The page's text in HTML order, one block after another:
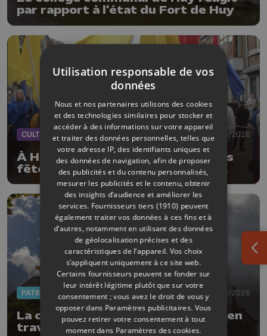
par rapport à l'état du Fort de Huy
CULTURE 19/05/2026
À Huy, le 15 août et le cortège des
fêtes septennales se préparent
déjà, les organisateurs lancent un
vibrant appel à l’aide
PATRIMOINE 08/05/2026
La collégiale Notre-Dame de Huy en
travaux pour un mois
Utilisation responsable de vos
données
Nous et nos partenaires utilisons des cookies
et des technologies similaires pour stocker et
accéder à des informations sur votre appareil
et traiter des données personnelles, telles que
votre adresse IP, des identifiants uniques et
des données de navigation, afin de proposer
des publicités et du contenu personnalisés,
mesurer les publicités et le contenu, obtenir
des insights d’audience et améliorer les
services. Fournisseurs tiers (1910) peuvent
également traiter vos données à ces fins et à
d’autres, notamment en utilisant des données
de géolocalisation précises et des
caractéristiques de l’appareil. Vos choix
s’appliquent uniquement à ce site web.
Certains fournisseurs peuvent se fonder sur
leur intérêt légitime plutôt que sur votre
consentement ; vous avez le droit de vous y
opposer dans Paramètres publicitaires. Vous
pouvez retirer votre consentement à tout
moment dans Paramètres des cookies.